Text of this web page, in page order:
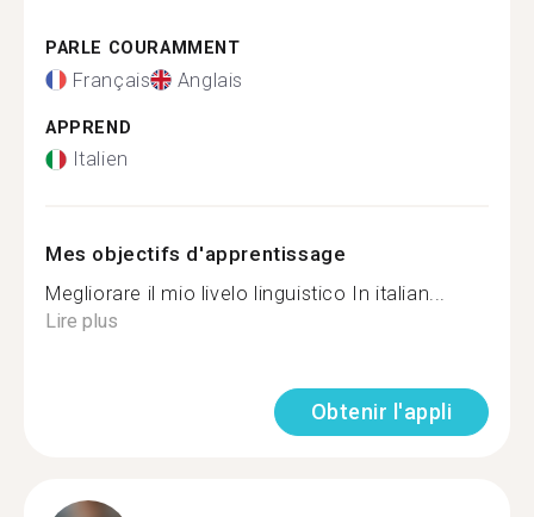
PARLE COURAMMENT
Français Anglais
APPREND
Italien
Mes objectifs d'apprentissage
Megliorare il mio livelo linguistico In italian...
Lire plus
Obtenir l'appli